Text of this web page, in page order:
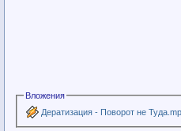
Вложения
Дератизация - Поворот не